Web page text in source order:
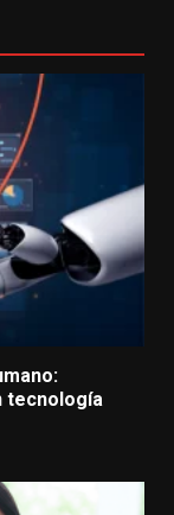
tecnología